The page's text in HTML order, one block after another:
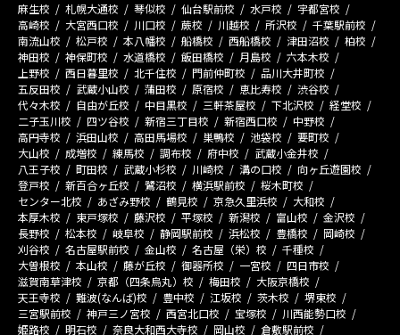
麻生校 札幌大通校 琴似校 仙台駅前校 水戸校
宇都宮校
高崎校
大宮西口校 川口校 蕨校 川越校 所沢校
千葉駅前校
南流山校
松戸校 本八幡校 船橋校 西船橋校 津田沼校
柏校
神田校
神保町校 水道橋校 飯田橋校 月島校
六本木校
上野校
西日暮里校 北千住校 門前仲町校
品川大井町校
五反田校
武蔵小山校 蒲田校 原宿校 恵比寿校
渋谷校
代々木校
自由が丘校 中目黒校 三軒茶屋校 下北沢校
経堂校
二子玉川校
四ツ谷校 新宿三丁目校 新宿西口校
中野校
高円寺校
浜田山校 高田馬場校 巣鴨校 池袋校
要町校
大山校
成増校 練馬校 調布校 府中校
武蔵小金井校
八王子校
町田校 武蔵小杉校 川崎校 溝の口校
向ヶ丘遊園校
登戸校
新百合ヶ丘校 鷺沼校 横浜駅前校
桜木町校
センター北校
あざみ野校 鶴見校 京急久里浜校
大和校
本厚木校
東戸塚校 藤沢校 平塚校 新潟校 富山校
金沢校
長野校
松本校 岐阜校 静岡駅前校 浜松校 豊橋校
岡崎校
刈谷校
名古屋駅前校 金山校 名古屋（栄）校
千種校
大曽根校
本山校 藤が丘校 御器所校 一宮校
四日市校
滋賀南草津校
京都（四条烏丸）校 梅田校
大阪京橋校
天王寺校
難波(なんば)校 豊中校 江坂校 茨木校
堺東校
三宮駅前校
神戸三ノ宮校 西宮北口校 宝塚校
川西能勢口校
姫路校
明石校 奈良大和西大寺校 岡山校
倉敷駅前校